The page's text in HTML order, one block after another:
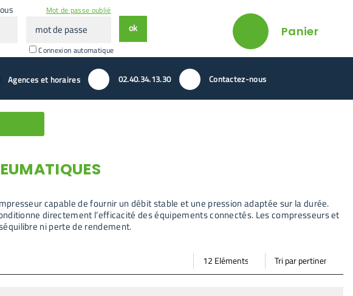
passeConnexion automatique
Mot de passe oublié
ok Panier
Agences et horaires 02.40.34.13.30 Contactez-nous
capable de fournir un débit stable et une pression adaptée sur la durée.
directement l’efficacité des équipements connectés. Les compresseurs et
ni perte de rendement.
Mode vignette
Mode bande
Par
page
Trier
par